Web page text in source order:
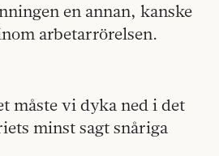
en annan, kanske
arbetarrörelsen.
måste vi dyka ned i det
minst sagt snåriga